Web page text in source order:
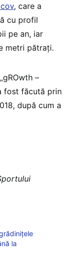
, care a
cu profil
pe an, iar
metri pătraţi.
–
fost făcută prin
după cum a
la